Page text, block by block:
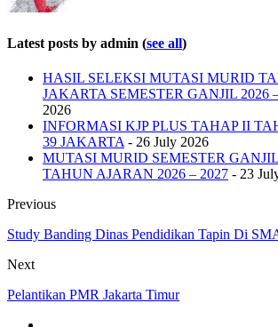
Latest posts by admin (see all)
HASIL SELEKSI MUTASI MURID
JAKARTA SEMESTER GANJIL 2026
2026
INFORMASI KJP PLUS TAHAP II
39 JAKARTA - 26 July 2026
MUTASI MURID SEMESTER
TAHUN AJARAN 2026 – 2027 - 23
Previous
Study Banding Dinas Pendidikan Tapin Di
Next
Pelantikan PMR Jakarta Timur